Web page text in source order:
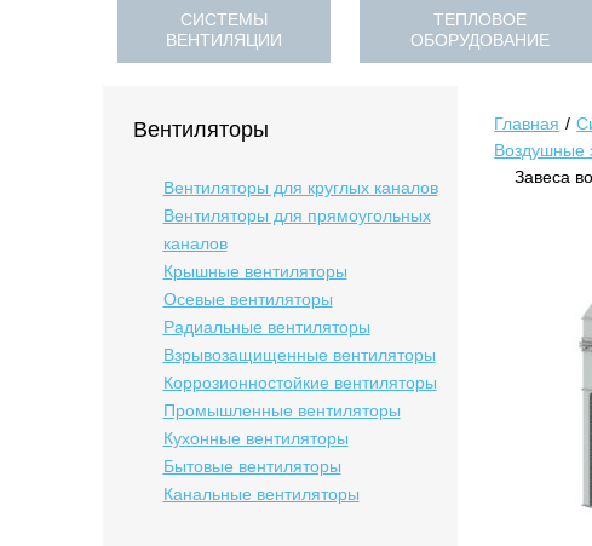
СИСТЕМЫ
ВЕНТИЛЯЦИИ
ТЕПЛОВОЕ
ОБОРУДОВАНИЕ
Вентиляторы
Вентиляторы для круглых каналов
Вентиляторы для прямоугольных
каналов
Крышные вентиляторы
Осевые вентиляторы
Радиальные вентиляторы
Взрывозащищенные вентиляторы
Коррозионностойкие вентиляторы
Промышленные вентиляторы
Кухонные вентиляторы
Бытовые вентиляторы
Канальные вентиляторы
Главная
Воздушные
Завеса